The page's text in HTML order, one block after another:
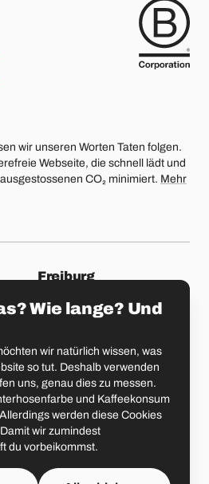
Englisch, bitte anrufen
oder Englisch, bitte anrufen
wir unseren Worten Taten folgen.
Webseite, die schnell lädt und
CO₂ minimiert. Mehr
Freiburg
CH-1700 Freiburg
Basel
Sattelgasse 4
CH-4051 Basel
St. Gallen
Vadianstrasse 25A
CH-9000 St. Gallen
Wie lange? Und
wir natürlich wissen, was
so tut. Deshalb verwenden
uns, genau dies zu messen.
und Kaffeekonsum
werden diese Cookies
wir zumindest
du vorbeikommst.